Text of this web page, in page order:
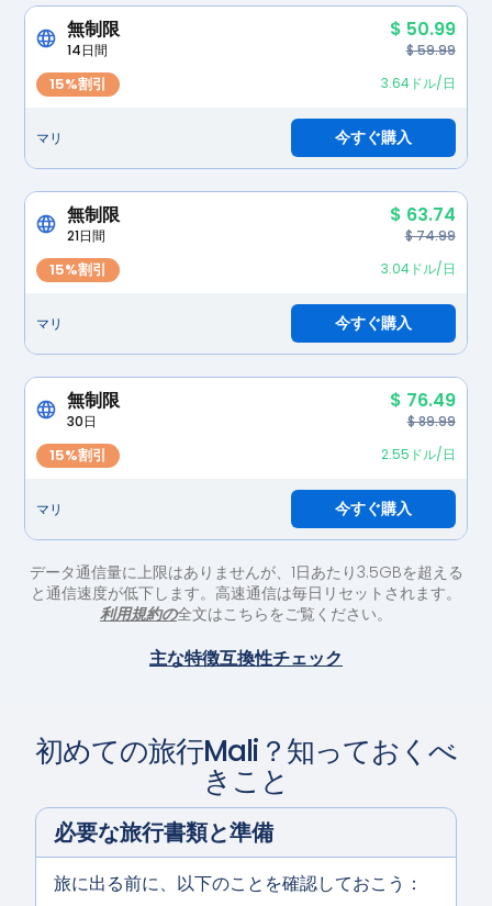
無制限 $ 50.99
14日間 $ 59.99
15%割引 3.64ドル/日
マリ 今すぐ購入
無制限 $ 63.74
21日間 $ 74.99
15%割引 3.04ドル/日
マリ 今すぐ購入
無制限 $ 76.49
30日 $ 89.99
15%割引 2.55ドル/日
マリ 今すぐ購入
データ通信量に上限はありませんが、1日あたり3.5GBを超える
と通信速度が低下します。高速通信は毎日リセットされます。
利用規約の全文はこちらをご覧ください。
主な特徴互換性チェック
初めての旅行Mali ？知っておくべ
きこと
必要な旅行書類と準備
旅に出る前に、以下のことを確認しておこう：